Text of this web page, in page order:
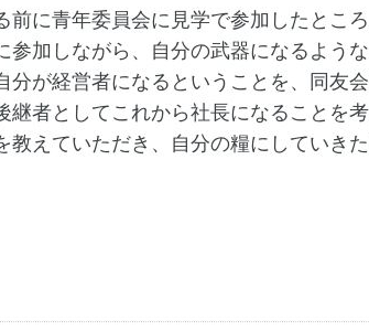
に青年委員会に見学で参加したところ
参加しながら、自分の武器になるよう
分が経営者になるということを、同友
継者としてこれから社長になることを
教えていただき、自分の糧にしていき